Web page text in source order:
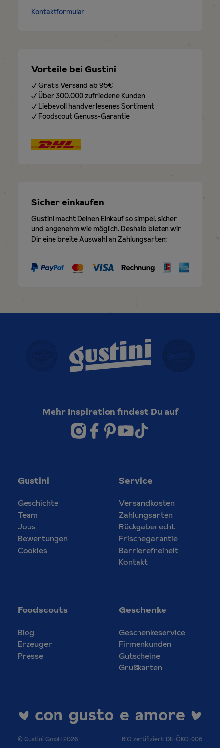
Kontaktformular
Vorteile bei Gustini
✓ Gratis Versand ab 95€
✓ Über 300.000 zufriedene Kunden
✓ Liebevoll handverlesenes Sortiment
✓ Foodscout Genuss-Garantie
Sicher einkaufen
Gustini macht Deinen Einkauf so simpel, sicher
und angenehm wie möglich. Deshalb bieten wir
Dir eine breite Auswahl an Zahlungsarten:
Mehr Inspiration findest Du auf
Gustini
Geschichte
Team
Jobs
Bewertungen
Cookies
Service
Versandkosten
Zahlungsarten
Rückgaberecht
Frischegarantie
Barrierefreiheit
Kontakt
Foodscouts
Blog
Erzeuger
Presse
Geschenke
Geschenkeservice
Firmenkunden
Gutscheine
Grußkarten
© Gustini GmbH 2026
BIO zertifiziert: DE-ÖKO-006